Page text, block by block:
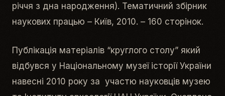
річчя з дна народження). Тематичний збірник
наукових працью – Київ, 2010. – 160 сторінок.
Публікація матеріалів “круглого столу” який
відбувся у Національному музеї історії України
навесні 2010 року за участю науковців музею